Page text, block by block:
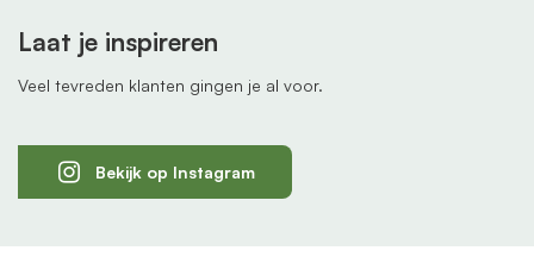
Laat je inspireren
Veel tevreden klanten gingen je al voor.
Bekijk op Instagram